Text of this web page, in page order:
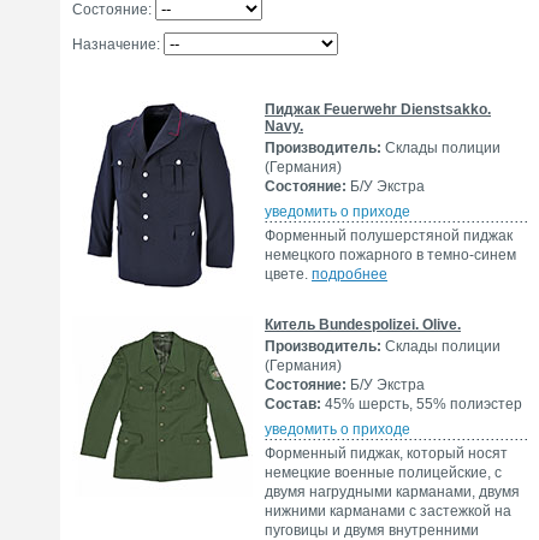
Состояние:
Назначение:
Пиджак Feuerwehr Dienstsakko.
Navy.
Производитель: Склады полиции
(Германия)
Состояние: Б/У Экстра
уведомить о приходе
Форменный полушерстяной пиджак
немецкого пожарного в темно-синем
цвете. подробнее
Китель Bundespolizei. Olive.
Производитель: Склады полиции
(Германия)
Состояние: Б/У Экстра
Состав: 45% шерсть, 55% полиэстер
уведомить о приходе
Форменный пиджак, который носят
немецкие военные полицейские, с
двумя нагрудными карманами, двумя
нижними карманами с застежкой на
пуговицы и двумя внутренними